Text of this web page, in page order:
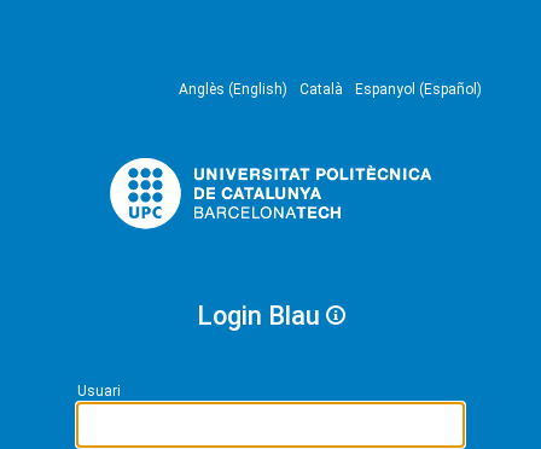
Anglès (English) Català Espanyol (Español)
Login Blau
Usuari